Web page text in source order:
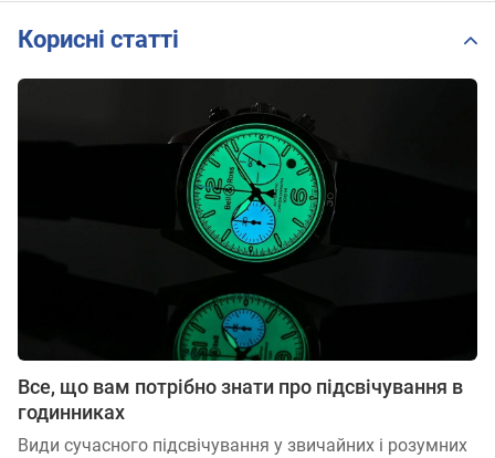
Корисні статті
Все, що вам потрібно знати про підсвічування в
годинниках
Види сучасного підсвічування у звичайних і розумних